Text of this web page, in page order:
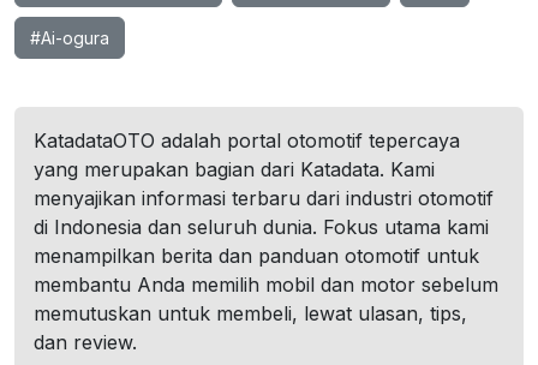
#Ai-ogura
KatadataOTO adalah portal otomotif tepercaya
yang merupakan bagian dari Katadata. Kami
menyajikan informasi terbaru dari industri otomotif
di Indonesia dan seluruh dunia. Fokus utama kami
menampilkan berita dan panduan otomotif untuk
membantu Anda memilih mobil dan motor sebelum
memutuskan untuk membeli, lewat ulasan, tips,
dan review.